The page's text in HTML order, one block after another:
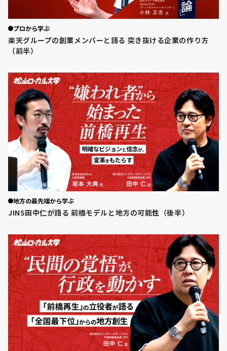
プロから学ぶ
楽天グループの創業メンバーと語る 突き抜ける企業の作り方
（前半）
地方の最先端から学ぶ
JINS田中仁が語る 前橋モデルと地方の可能性（後半）